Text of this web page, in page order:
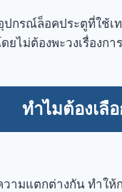
กรณ์ล็อคประตูที่ใช้เ
ไม่ต้องพะวงเรื่องก
ทำไมต้องเลื
ามแตกต่างกัน ทำให้